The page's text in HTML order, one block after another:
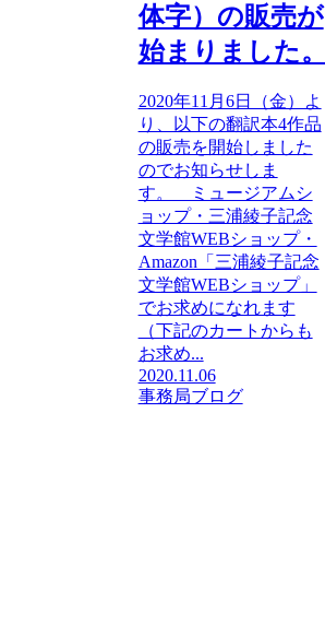
体字）の販売が
始まりました。
2020年11月6日（金）よ
り、以下の翻訳本4作品
の販売を開始しました
のでお知らせしま
す。 ミュージアムシ
ョップ・三浦綾子記念
文学館WEBショップ・
Amazon「三浦綾子記念
文学館WEBショップ」
でお求めになれます
（下記のカートからも
お求め...
2020.11.06
事務局ブログ